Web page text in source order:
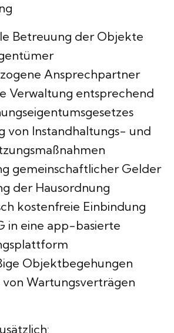
Betreuung der Objekte
Ansprechpartner
Verwaltung entsprechend
von Instandhaltungs- und
gemeinschaftlicher Gelder
der Hausordnung
kostenfreie Einbindung
in eine app-basierte
Objektbegehungen
von Wartungsverträgen